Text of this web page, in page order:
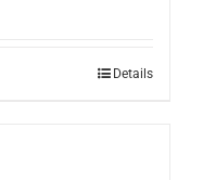
Details